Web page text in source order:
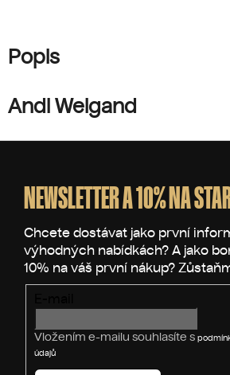
Popis
Andi Weigand
NEWSLETTER A 10% NA
Vložením e-mailu souhlasíte s
údajů